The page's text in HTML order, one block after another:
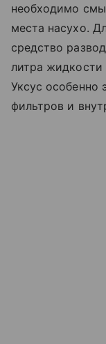
необходимо
места насухо.
средство
литра жидкости
Уксус особенно
фильтров и